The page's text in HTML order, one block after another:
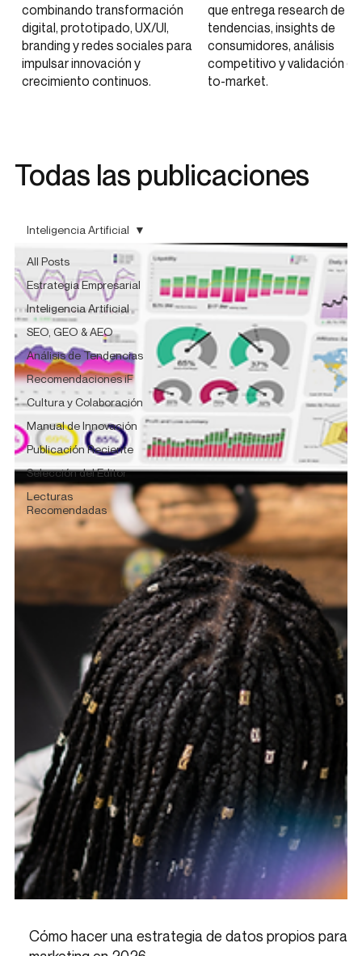
combinando transformación
digital, prototipado, UX/UI,
branding y redes sociales para
impulsar innovación y
crecimiento continuos.
que entrega research de
tendencias, insights de
consumidores, análisis
competitivo y validación
to-market.
Todas las publicaciones
All Posts
Estrategia Empresarial
Inteligencia Artificial
SEO, GEO & AEO
Análisis de Tendencias
Recomendaciones iF
Cultura y Colaboración
Manual de Innovación
Publicación Reciente
Selección del Editor
Lecturas
Recomendadas
Inteligencia Artificial